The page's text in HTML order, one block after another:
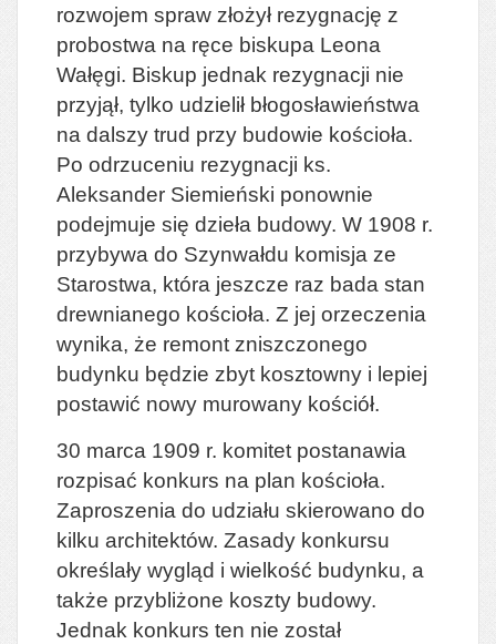
rozwojem spraw złożył rezygnację z
probostwa na ręce biskupa Leona
Wałęgi. Biskup jednak rezygnacji nie
przyjął, tylko udzielił błogosławieństwa
na dalszy trud przy budowie kościoła.
Po odrzuceniu rezygnacji ks.
Aleksander Siemieński ponownie
podejmuje się dzieła budowy. W 1908 r.
przybywa do Szynwałdu komisja ze
Starostwa, która jeszcze raz bada stan
drewnianego kościoła. Z jej orzeczenia
wynika, że remont zniszczonego
budynku będzie zbyt kosztowny i lepiej
postawić nowy murowany kościół.
30 marca 1909 r. komitet postanawia
rozpisać konkurs na plan kościoła.
Zaproszenia do udziału skierowano do
kilku architektów. Zasady konkursu
określały wygląd i wielkość budynku, a
także przybliżone koszty budowy.
Jednak konkurs ten nie został